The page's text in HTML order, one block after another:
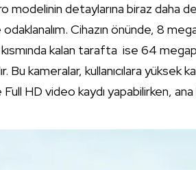
modelinin detaylarına biraz daha
Cihazın önünde, 8
kalan tarafta ise 64
Bu kameralar, kullanıcılara
HD video kaydı yapabilirken,